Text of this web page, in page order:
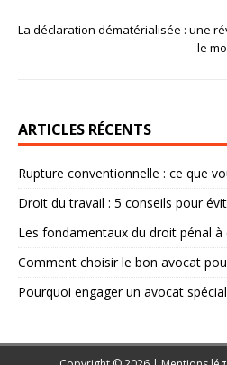
La déclaration dématérialisée : une
le
ARTICLES RÉCENTS
Rupture conventionnelle : ce que
Droit du travail : 5 conseils pour
Les fondamentaux du droit pénal à
Comment choisir le bon avocat
Pourquoi engager un avocat